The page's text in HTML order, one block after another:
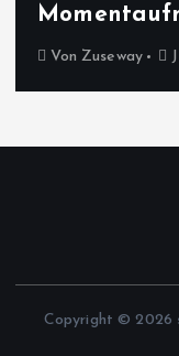
Von Zuseway
Copyright © 2026